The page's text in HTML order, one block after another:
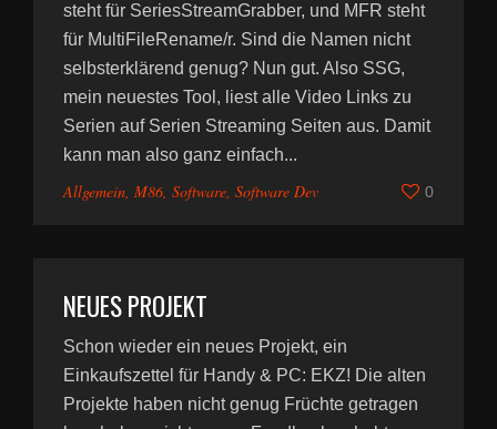
steht für SeriesStreamGrabber, und MFR steht
für MultiFileRename/r. Sind die Namen nicht
selbsterklärend genug? Nun gut. Also SSG,
mein neuestes Tool, liest alle Video Links zu
Serien auf Serien Streaming Seiten aus. Damit
kann man also ganz einfach...
Allgemein, M86, Software, Software Dev 0
NEUES PROJEKT
Schon wieder ein neues Projekt, ein
Einkaufszettel für Handy & PC: EKZ! Die alten
Projekte haben nicht genug Früchte getragen